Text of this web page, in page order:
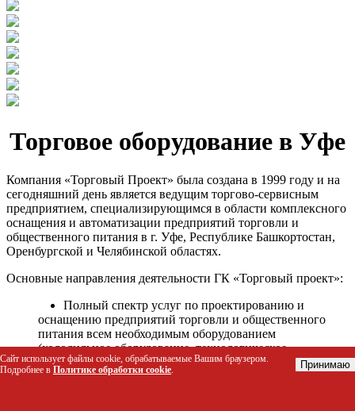
Торговое оборудование в Уфе
Компания «Торговый Проект» была создана в 1999 году и на
сегодняшний день является ведущим торгово-сервисным
предприятием, специализирующимся в области комплексного
оснащения и автоматизации предприятий торговли и
общественного питания в г. Уфе, Республике Башкортостан,
Оренбургской и Челябинской областях.
Основные направления деятельности ГК «Торговый проект»:
Полный спектр услуг по проектированию и
оснащению предприятий торговли и общественного
питания всем необходимым оборудованием
(холодильное оборудование, технологическое
оборудование, стеллажное оборудование и т.д.);
Автоматизация торговых процессов и внедрения
Сайт использует файлы cookie, обрабатываемые Вашим браузером.
Подробнее в Политике обработки cookie. Принимаю